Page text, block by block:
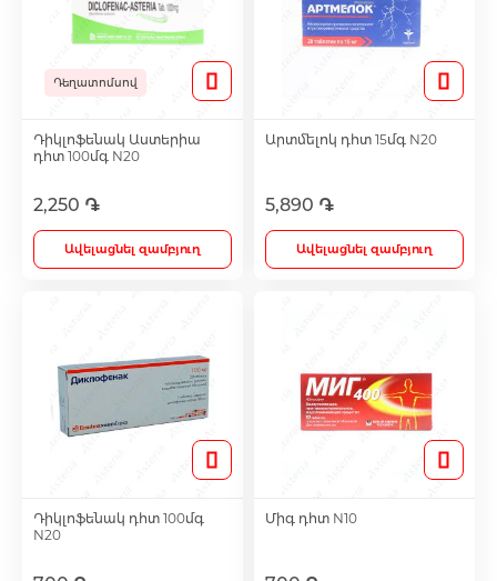
Մազերի աճեցման միջոցներ
Eye Drops
Anti-cholesterol Mediations
Vitamins for Children
Դեղատոմսով
Դիկլոֆենակ Աստերիա
դհտ 100մգ N20
2,250 ֏
Ավելացնել զամբյուղ
Արտմելոկ դհտ 15մգ N20
5,890 ֏
Ավելացնել զամբյուղ
Դիկլոֆենակ դհտ 100մգ
N20
Միգ դհտ N10